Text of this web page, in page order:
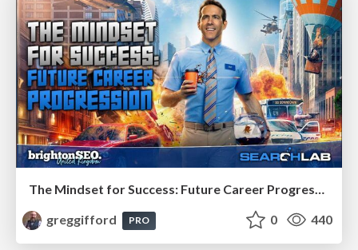
The Mindset for Success: Future Career Progression
greggifford
PRO 0 440